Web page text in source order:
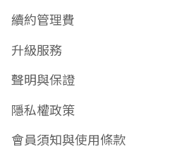
續約管理費
升級服務
聲明與保證
隱私權政策
會員須知與使用條款